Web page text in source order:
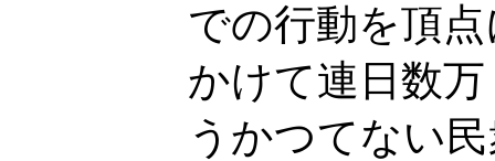
での行動を頂
かけて連日数
うかつてない